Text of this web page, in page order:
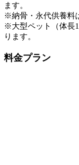
ます。
※納骨・永代供養料
※大型ペット（体長
ります。
料金プラン